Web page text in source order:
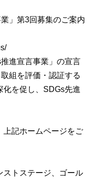
」第3回募集のご案内
進宣言事業」の宣言
組を評価・認証する
化を促し、SDGs先進
上記ホームページをご
ストステージ、ゴール